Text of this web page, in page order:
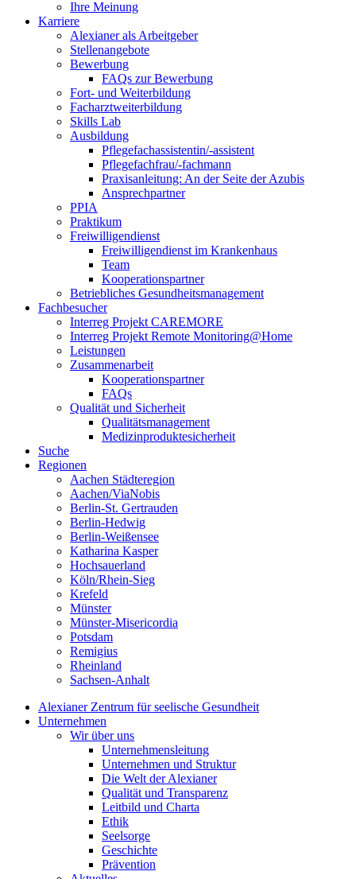
Ihre Meinung
Karriere
Alexianer als Arbeitgeber
Stellenangebote
Bewerbung
FAQs zur Bewerbung
Fort- und Weiterbildung
Facharztweiterbildung
Skills Lab
Ausbildung
Pflegefachassistentin/-assistent
Pflegefachfrau/-fachmann
Praxisanleitung: An der Seite der Azubis
Ansprechpartner
PPIA
Praktikum
Freiwilligendienst
Freiwilligendienst im Krankenhaus
Team
Kooperationspartner
Betriebliches Gesundheitsmanagement
Fachbesucher
Interreg Projekt CAREMORE
Interreg Projekt Remote Monitoring@Home
Leistungen
Zusammenarbeit
Kooperationspartner
FAQs
Qualität und Sicherheit
Qualitätsmanagement
Medizinproduktesicherheit
Suche
Regionen
Aachen Städteregion
Aachen/ViaNobis
Berlin-St. Gertrauden
Berlin-Hedwig
Berlin-Weißensee
Katharina Kasper
Hochsauerland
Köln/Rhein-Sieg
Krefeld
Münster
Münster-Misericordia
Potsdam
Remigius
Rheinland
Sachsen-Anhalt
Alexianer Zentrum für seelische Gesundheit
Unternehmen
Wir über uns
Unternehmensleitung
Unternehmen und Struktur
Die Welt der Alexianer
Qualität und Transparenz
Leitbild und Charta
Ethik
Seelsorge
Geschichte
Prävention